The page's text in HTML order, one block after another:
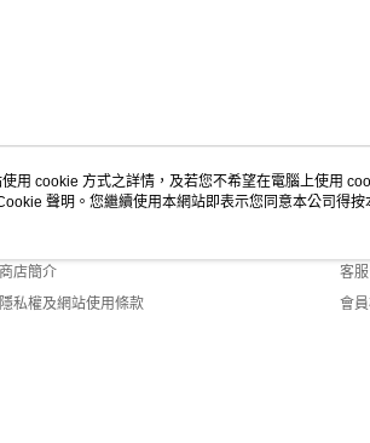
於我們
商店簡介
隱私權及網站使用條款
客
客
會
用 cookie 方式之詳情，及若您不希望在電腦上使用
聲明。您繼續使用本網站即表示您同意本公司得